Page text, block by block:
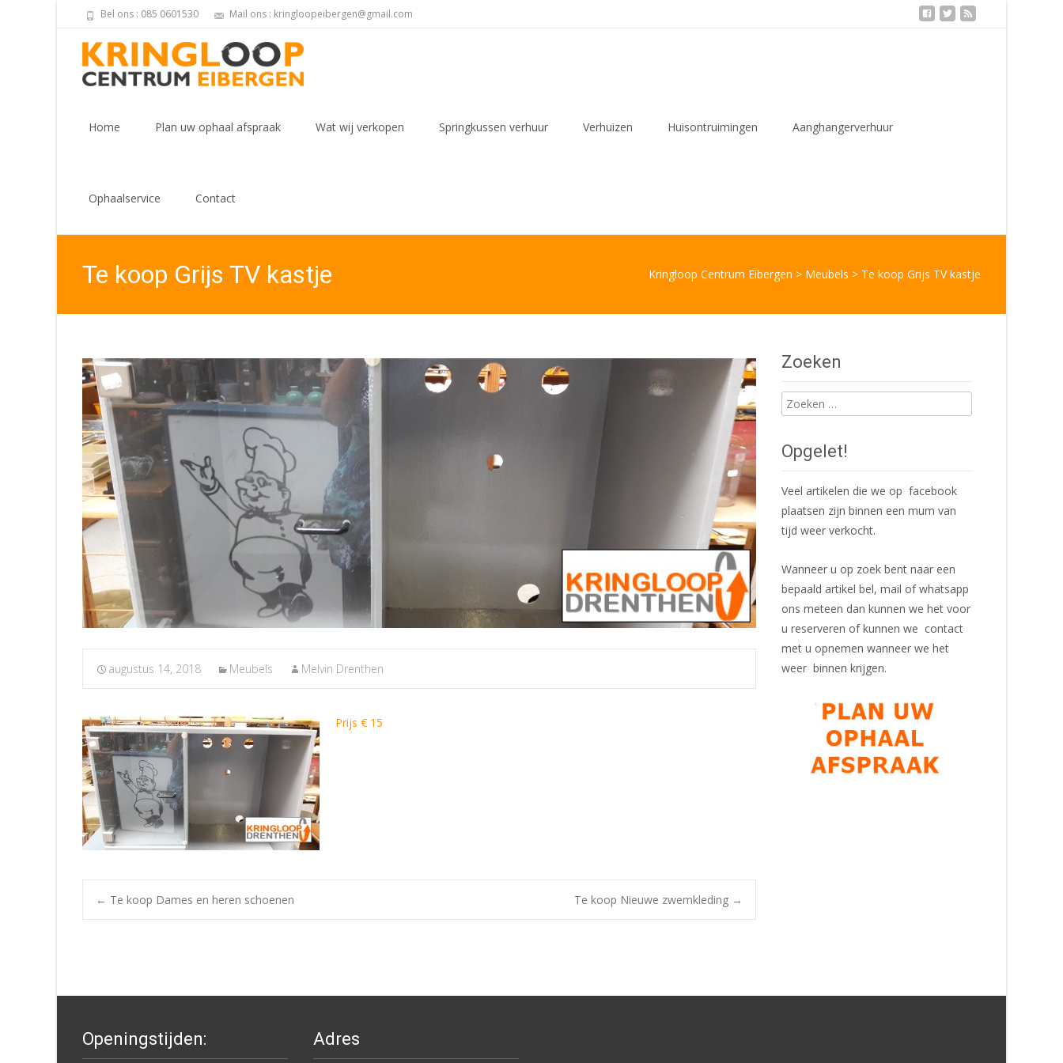
Bel ons : 085 0601530 Mail ons : kringloopeibergen@gmail.com
Home Plan uw ophaal afspraak Wat wij verkopen Springkussen verhuur Verhuizen Huisontruimingen Aanghangerverhuur
Ophaalservice Contact
Te koop Grijs TV kastje Kringloop Centrum Eibergen > Meubels > Te koop Grijs TV kastje
augustus 14, 2018 Meubels Melvin Drenthen
Prijs € 15
Post
← Te koop Dames en heren schoenen Te koop Nieuwe zwemkleding →
Zoeken
Zoeken
naar:
Opgelet!
Veel artikelen die we op facebook
plaatsen zijn binnen een mum van
tijd weer verkocht.
Wanneer u op zoek bent naar een
bepaald artikel bel, mail of whatsapp
ons meteen dan kunnen we het voor
u reserveren of kunnen we contact
met u opnemen wanneer we het
weer binnen krijgen.
Openingstijden: Adres